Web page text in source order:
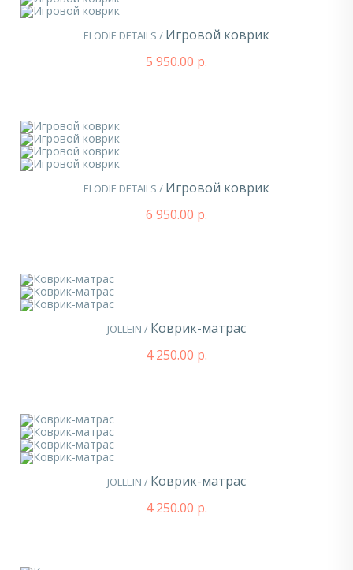
ELODIE DETAILS / Игровой коврик
5 950.00 р.
ELODIE DETAILS / Игровой коврик
6 950.00 р.
JOLLEIN / Коврик-матрас
4 250.00 р.
JOLLEIN / Коврик-матрас
4 250.00 р.